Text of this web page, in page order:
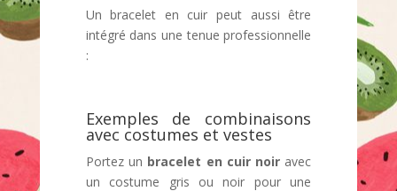
Un bracelet en cuir peut aussi être
intégré dans une tenue professionnelle
:
Exemples de combinaisons
avec costumes et vestes
Portez un bracelet en cuir noir avec
un costume gris ou noir pour une